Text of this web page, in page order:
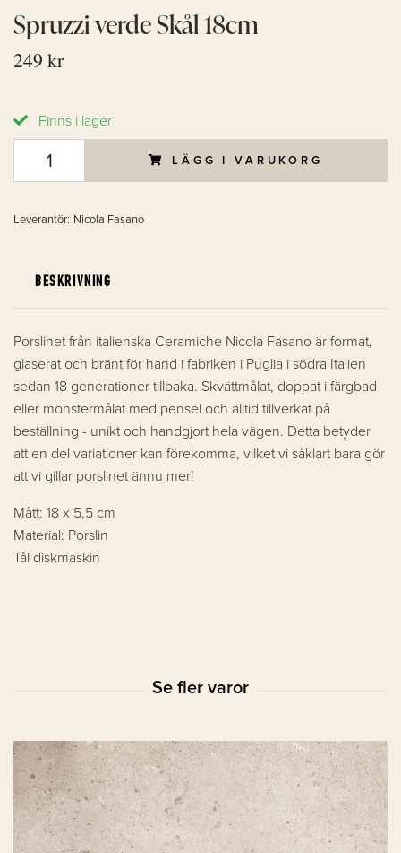
Spruzzi verde Skål 18cm
249 kr
Finns i lager
LÄGG I VARUKORG
Leverantör: Nicola Fasano
BESKRIVNING
Porslinet från italienska Ceramiche Nicola Fasano är format,
glaserat och bränt för hand i fabriken i Puglia i södra Italien
sedan 18 generationer tillbaka. Skvättmålat, doppat i färgbad
eller mönstermålat med pensel och alltid tillverkat på
beställning - unikt och handgjort hela vägen. Detta betyder
att en del variationer kan förekomma, vilket vi såklart bara gör
att vi gillar porslinet ännu mer!
Mått: 18 x 5,5 cm
Material: Porslin
Tål diskmaskin